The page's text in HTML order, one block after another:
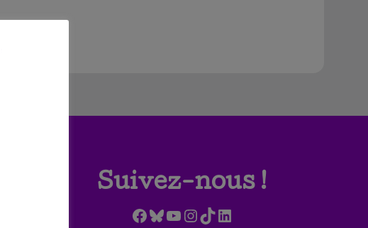
Suivez-nous !
Facebook
Bluesky
YouTube
Instagram
TikTokLinkedIn